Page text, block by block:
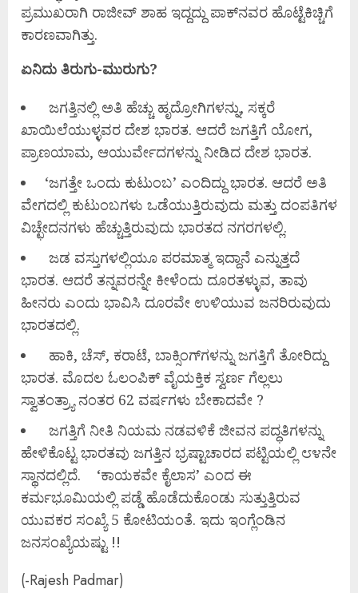
ಪ್ರಮುಖರಾಗಿ ರಾಜೀವ್ ಶಾಹ ಇದ್ದದ್ದು ಪಾಕ್‌ನವರ ಹೊಟ್ಟೆಕಿಚ್ಚಿಗೆ
ಕಾರಣವಾಗಿತ್ತು.
ಏನಿದು ತಿರುಗು-ಮುರುಗು?
ಜಗತ್ತಿನಲ್ಲಿ ಅತಿ ಹೆಚ್ಚು ಹೃದ್ರೋಗಿಗಳನ್ನು, ಸಕ್ಕರೆ
ಖಾಯಿಲೆಯುಳ್ಳವರ ದೇಶ ಭಾರತ. ಆದರೆ ಜಗತ್ತಿಗೆ ಯೋಗ,
ಪ್ರಾಣಯಾಮ, ಆಯುರ್ವೇದಗಳನ್ನು ನೀಡಿದ ದೇಶ ಭಾರತ.
‘ಜಗತ್ತೇ ಒಂದು ಕುಟುಂಬ’ ಎಂದಿದ್ದು ಭಾರತ. ಆದರೆ ಅತಿ
ವೇಗದಲ್ಲಿ ಕುಟುಂಬಗಳು ಒಡೆಯುತ್ತಿರುವುದು ಮತ್ತು ದಂಪತಿಗಳ
ವಿಚ್ಛೇದನಗಳು ಹೆಚ್ಚುತ್ತಿರುವುದು ಭಾರತದ ನಗರಗಳಲ್ಲಿ.
ಜಡ ವಸ್ತುಗಳಲ್ಲಿಯೂ ಪರಮಾತ್ಮ ಇದ್ದಾನೆ ಎನ್ನುತ್ತದೆ
ಭಾರತ. ಆದರೆ ತನ್ನವರನ್ನೇ ಕೀಳೆಂದು ದೂರತಳ್ಳುವ, ತಾವು
ಹೀನರು ಎಂದು ಭಾವಿಸಿ ದೂರವೇ ಉಳಿಯುವ ಜನರಿರುವುದು
ಭಾರತದಲ್ಲಿ.
ಹಾಕಿ, ಚೆಸ್, ಕರಾಟೆ, ಬಾಕ್ಸಿಂಗ್‌ಗಳನ್ನು ಜಗತ್ತಿಗೆ ತೋರಿದ್ದು
ಭಾರತ. ಮೊದಲ ಓಲಂಪಿಕ್ ವೈಯಕ್ತಿಕ ಸ್ವರ್ಣ ಗೆಲ್ಲಲು
ಸ್ವಾತಂತ್ರ್ಯಾ ನಂತರ 62 ವರ್ಷಗಳು ಬೇಕಾದವೇ ?
ಜಗತ್ತಿಗೆ ನೀತಿ ನಿಯಮ ನಡವಳಿಕೆ ಜೀವನ ಪದ್ಧತಿಗಳನ್ನು
ಹೇಳಿಕೊಟ್ಟ ಭಾರತವು ಜಗತ್ತಿನ ಭ್ರಷ್ಟಾಚಾರದ ಪಟ್ಟಿಯಲ್ಲಿ ೮೪ನೇ
ಸ್ಥಾನದಲ್ಲಿದೆ. ‘ಕಾಯಕವೇ ಕೈಲಾಸ’ ಎಂದ ಈ
ಕರ್ಮಭೂಮಿಯಲ್ಲಿ ಪಡ್ಡೆ ಹೊಡೆದುಕೊಂಡು ಸುತ್ತುತ್ತಿರುವ
ಯುವಕರ ಸಂಖ್ಯೆ 5 ಕೋಟಿಯಂತೆ. ಇದು ಇಂಗ್ಲೆಂಡಿನ
ಜನಸಂಖ್ಯೆಯಷ್ಟು !!
(-Rajesh Padmar)